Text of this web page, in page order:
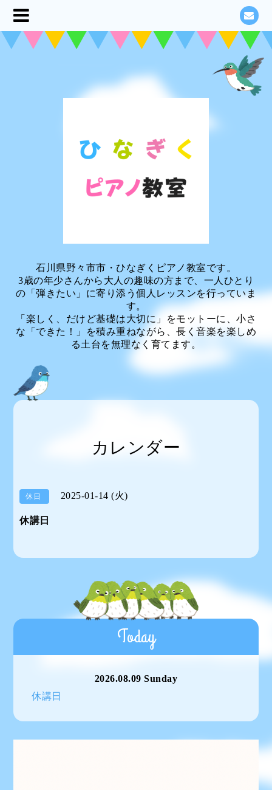
石川県野々市市・ひなぎくピアノ教室です。
3歳の年少さんから大人の趣味の方まで、一人ひとり
の「弾きたい」に寄り添う個人レッスンを行っていま
す。
「楽しく、だけど基礎は大切に」をモットーに、小さ
な「できた！」を積み重ねながら、長く音楽を楽しめ
る土台を無理なく育てます。
カレンダー
休日 2025-01-14 (火)
休講日
Today
2026.08.09 Sunday
休講日